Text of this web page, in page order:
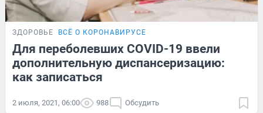
ЗДОРОВЬЕ ВСЁ О КОРОНАВИРУСЕ
Для переболевших COVID-19 ввели
дополнительную диспансеризацию:
как записаться
2 июля, 2021, 06:00 988 Обсудить